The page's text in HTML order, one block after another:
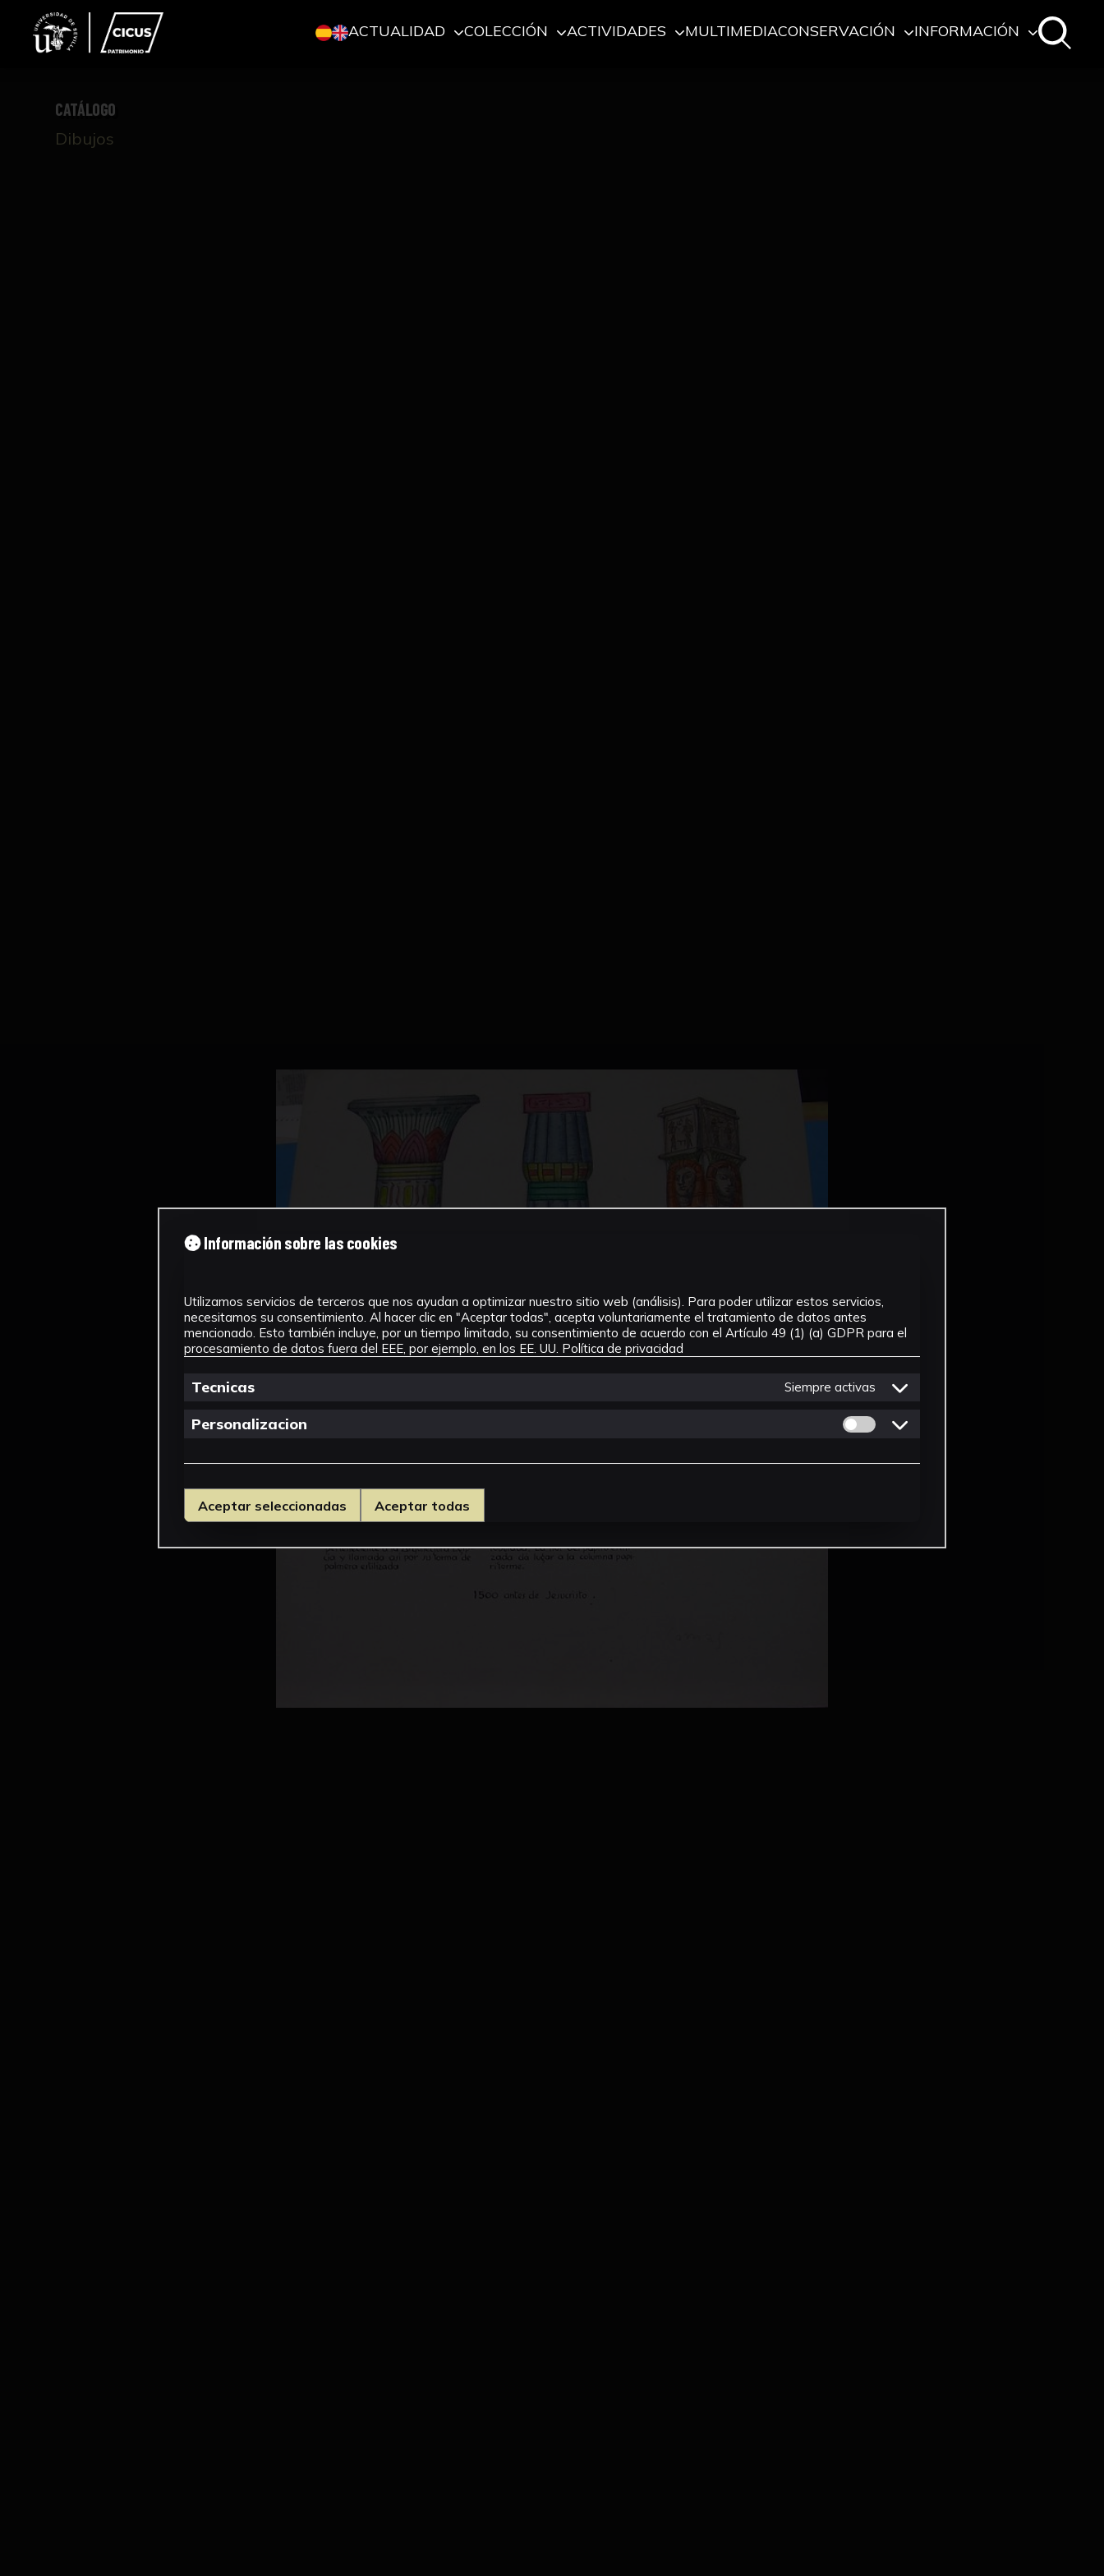
ACTUALIDAD COLECCIÓN ACTIVIDADES MULTIMEDIACONSERVACIÓN INFORMACIÓN
CATÁLOGO
Dibujos
Información sobre las cookies
Utilizamos servicios de terceros que nos ayudan a optimizar nuestro sitio web (análisis). Para poder utilizar estos servicios,
necesitamos su consentimiento. Al hacer clic en "Aceptar todas", acepta voluntariamente el tratamiento de datos antes
mencionado. Esto también incluye, por un tiempo limitado, su consentimiento de acuerdo con el Artículo 49 (1) (a) GDPR para el
procesamiento de datos fuera del EEE, por ejemplo, en los EE. UU. Política de privacidad
Tecnicas Siempre activas
Personalizacion Permitir cookies de Personalizacion
Aceptar seleccionadas Aceptar todas